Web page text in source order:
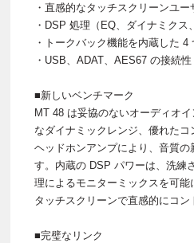
・直感的なタッチスクリーンユ
・DSP 処理（EQ、ダイナミクス
・トークバック機能を内蔵した 4
・USB、ADAT、AES67 の接続性
■新しいベンチマーク
MT 48 は妥協のないオーディオ
なダイナミックレンジ、優れたコ
ヘッドホンアンプにより、音質の
す。内蔵の DSP パワーは、洗練
理によるモニターミックスを可
タッチスクリーンで直感的にコン
■完璧なリンク